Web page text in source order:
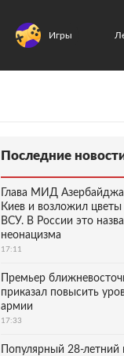
Игры
Последние
Глава МИД
Киев и возложил цветы
ВСУ. В России это
неонацизма
17:11
Премьер
приказал повысить
армии
17:33
Популярный 28-летний